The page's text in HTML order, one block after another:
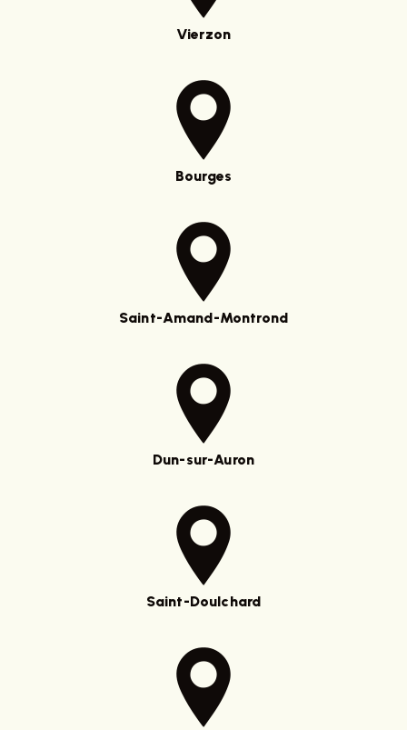
Vierzon
Bourges
Saint-Amand-Montrond
Dun-sur-Auron
Saint-Doulchard